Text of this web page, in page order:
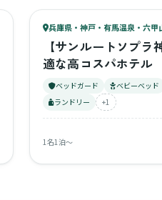
45ベビー
兵庫県・神戸・有馬温泉・六甲
【サンルートソプ
適な高コスパホテル
ベッドガード ベビーベッド
ランドリー
+1
1名1泊〜